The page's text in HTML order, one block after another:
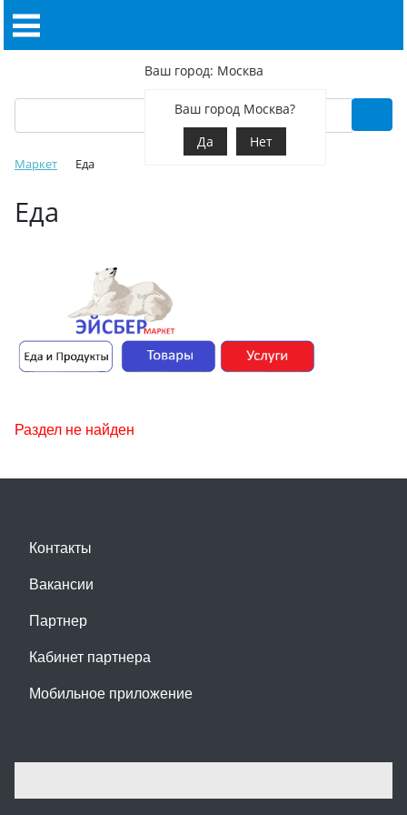
Ваш город: Москва
Ваш город Москва?
Да
Нет
Маркет Еда
Еда
Раздел не найден
Контакты
Вакансии
Партнер
Кабинет партнера
Мобильное приложение